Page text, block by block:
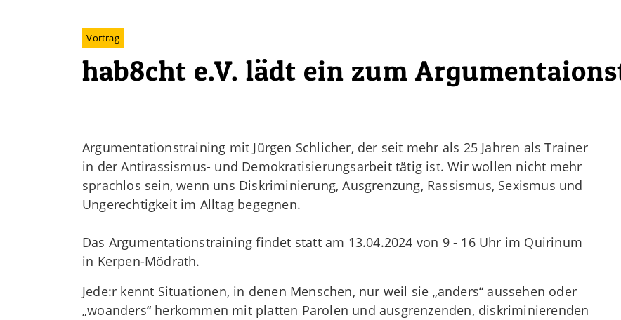
Vortrag
hab8cht e.V. lädt ein zum
Argumentationstraining mit Jürgen Schlicher, der seit mehr als 25 Jahren als Trainer
in der Antirassismus- und Demokratisierungsarbeit tätig ist. Wir wollen nicht mehr
sprachlos sein, wenn uns Diskriminierung, Ausgrenzung, Rassismus, Sexismus und
Ungerechtigkeit im Alltag begegnen.
Das Argumentationstraining findet statt am 13.04.2024 von 9 - 16 Uhr im Quirinum
in Kerpen-Mödrath.
Jede:r kennt Situationen, in denen Menschen, nur weil sie „anders“ aussehen oder
„woanders“ herkommen mit platten Parolen und ausgrenzenden, diskriminierenden